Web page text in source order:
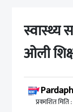
स्वास्थ्य
ओली
प्रकाशित